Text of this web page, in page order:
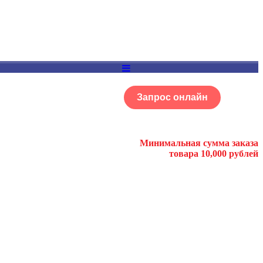
Запрос онлайн
Минимальная сумма заказа
товара 10,000 рублей